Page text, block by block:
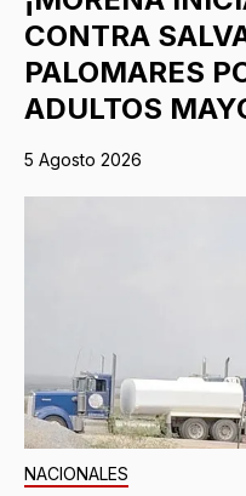
CONTRA
PALOMARES
ADULTOS
5 Agosto 2026
NACIONALES